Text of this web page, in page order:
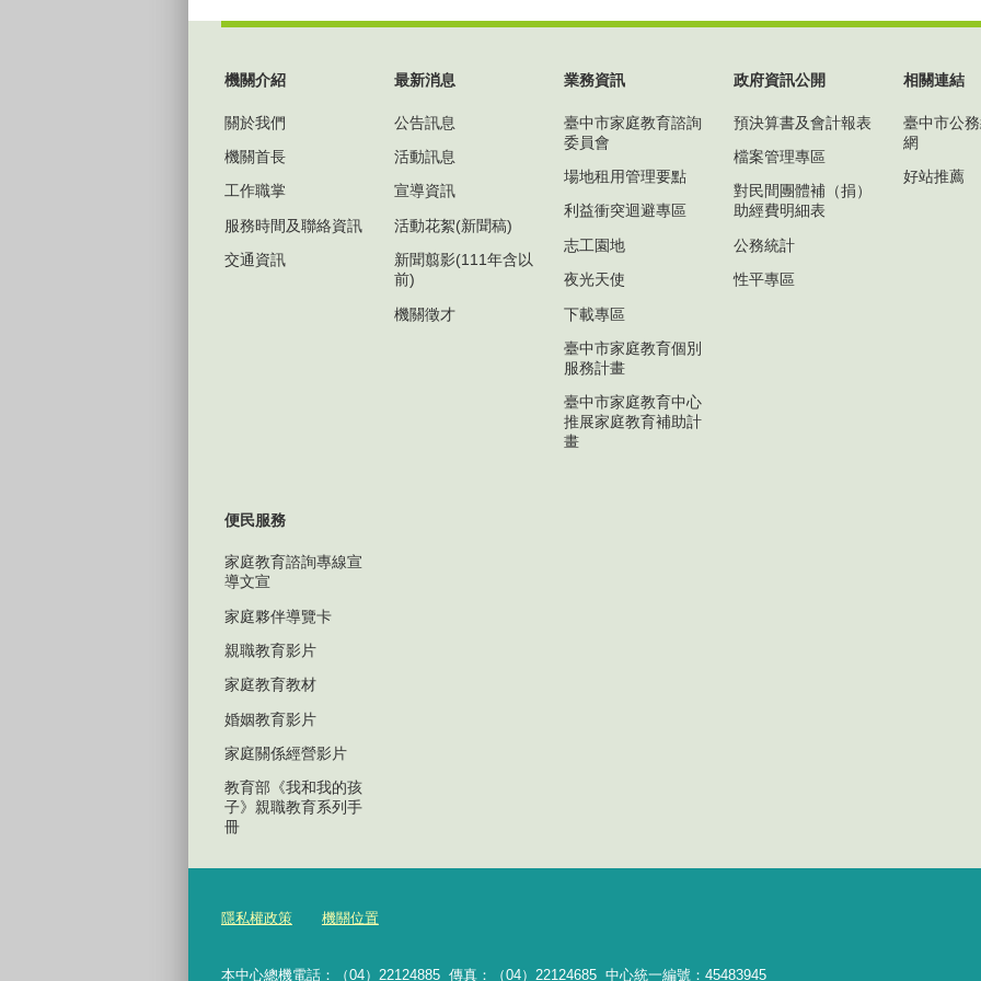
機關介紹
關於我們
機關首長
工作職掌
服務時間及聯絡資訊
交通資訊
最新消息
公告訊息
活動訊息
宣導資訊
活動花絮(新聞稿)
新聞翦影(111年含以
前)
機關徵才
業務資訊
臺中市家庭教育諮詢
委員會
場地租用管理要點
利益衝突迴避專區
志工園地
夜光天使
下載專區
臺中市家庭教育個別
服務計畫
臺中市家庭教育中心
推展家庭教育補助計
畫
政府資訊公開
預決算書及會計報表
檔案管理專區
對民間團體補（捐）
助經費明細表
公務統計
性平專區
相關連結
臺中市公
網
好站推薦
便民服務
家庭教育諮詢專線宣
導文宣
家庭夥伴導覽卡
親職教育影片
家庭教育教材
婚姻教育影片
家庭關係經營影片
教育部《我和我的孩
子》親職教育系列手
冊
隱私權政策 機關位置
本中心總機電話：（04）22124885 傳真：（04）22124685 中心統一編號：45483945